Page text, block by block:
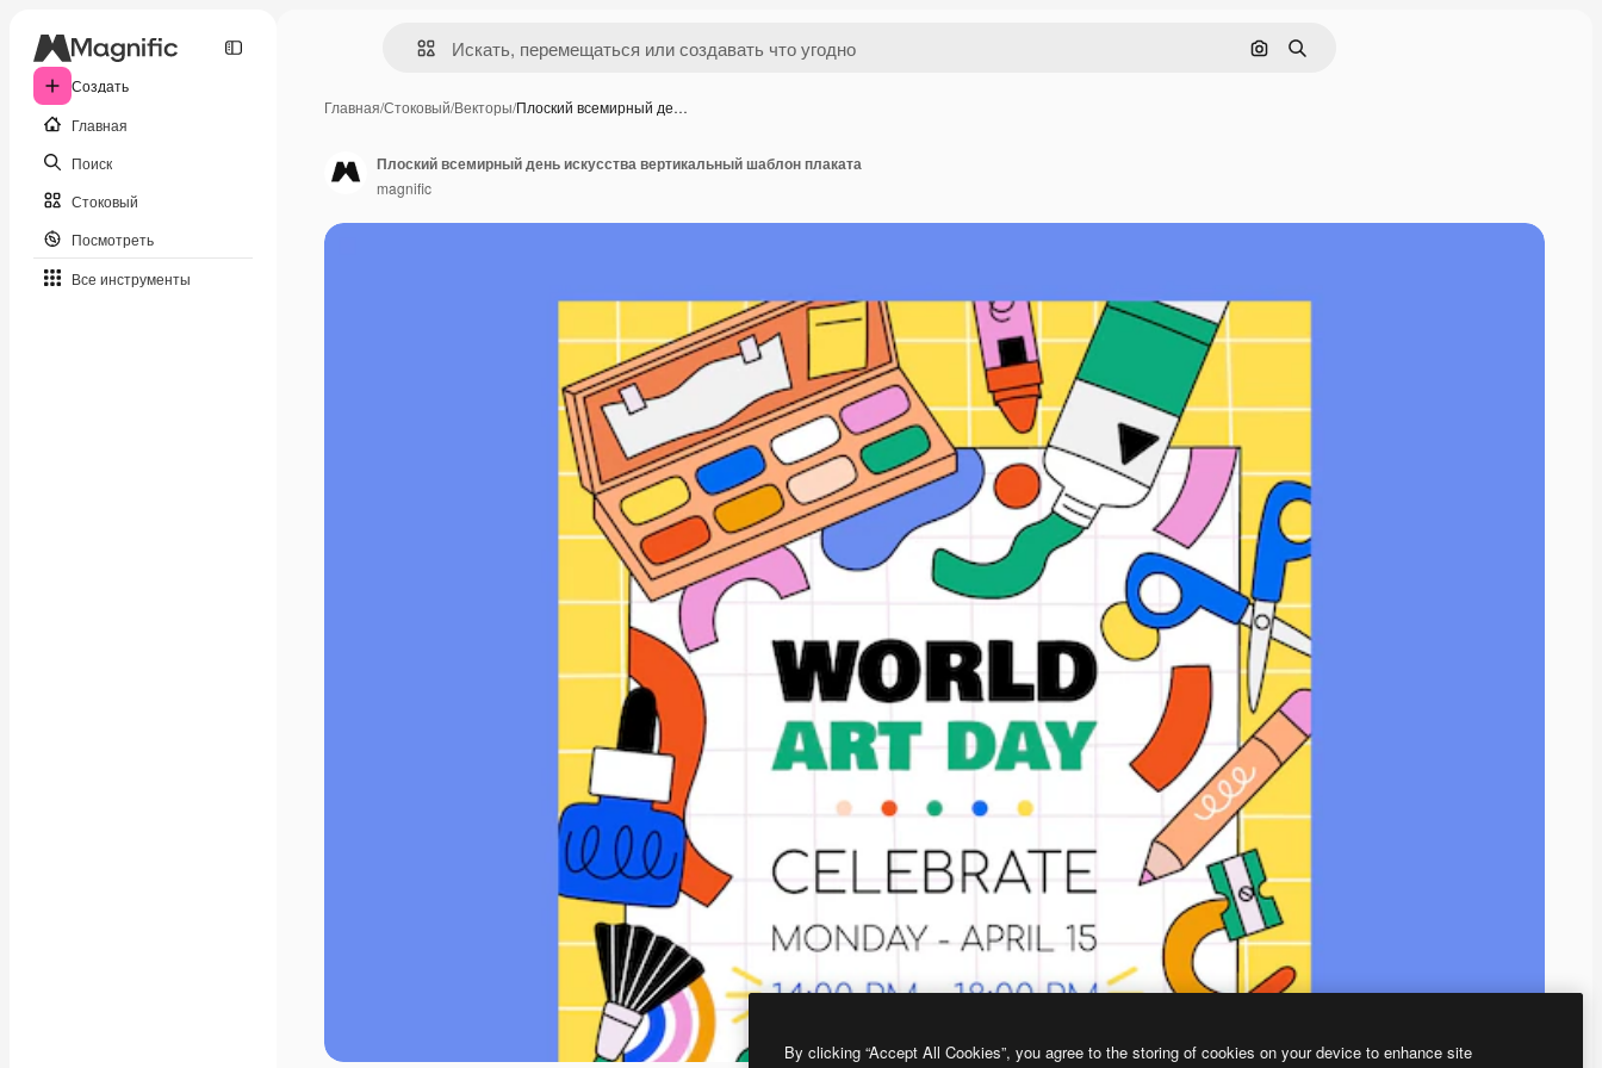
Создать
Главная
Поиск
Стоковый
Посмотреть
Все инструменты
Поиск по изображению
Поиск
Главная/Стоковый/Векторы/Плоский всемирный де…
Плоский всемирный день искусства вертикальный шаблон плаката
magnific
By clicking “Accept All Cookies”, you agree to the storing of cookies on your device to enhance site